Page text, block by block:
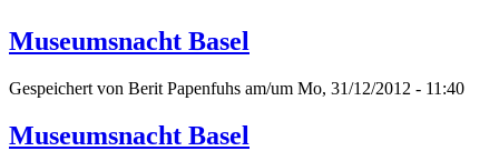
Museumsnacht Basel
Gespeichert von Berit Papenfuhs am/um Mo, 31/12/2012 - 11:40
Museumsnacht Basel